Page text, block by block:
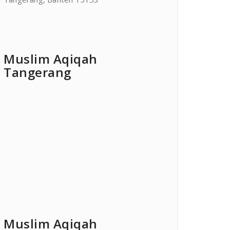
Muslim Aqiqah
Tangerang
Muslim Aqiqah